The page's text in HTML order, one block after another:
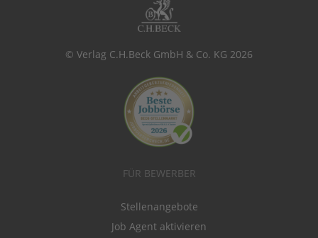
© Verlag C.H.Beck GmbH & Co. KG 2026
FÜR BEWERBER
Stellenangebote
Job Agent aktivieren